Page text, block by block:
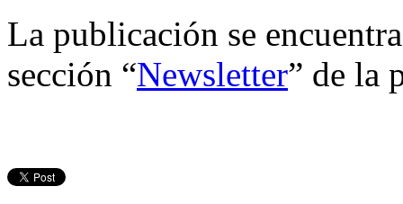
La publicación se
sección “Newsletter” de la